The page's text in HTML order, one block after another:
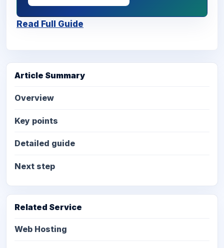
Read Full Guide
Article Summary
Overview
Key points
Detailed guide
Next step
Related Service
Web Hosting